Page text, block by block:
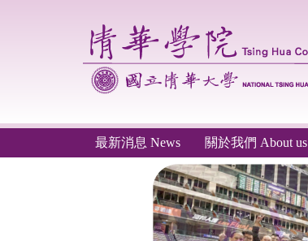
最新消息 News 關於我們 About us